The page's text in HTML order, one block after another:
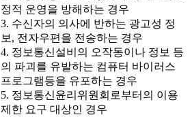
정적 운영을 방해하는 경우
3. 수신자의 의사에 반하는 광고성 정
보, 전자우편을 전송하는 경우
4. 정보통신설비의 오작동이나 정보 등
의 파괴를 유발하는 컴퓨터 바이러스
프로그램등을 유포하는 경우
5. 정보통신윤리위원회로부터의 이용
제한 요구 대상인 경우